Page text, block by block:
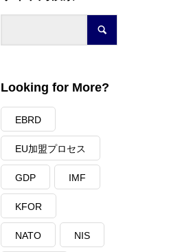
Looking for More?
EBRD
EU加盟プロセス
GDP IMF
KFOR
NATO NIS